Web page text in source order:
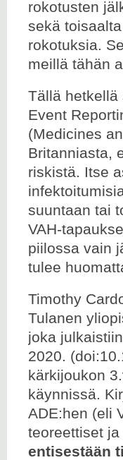
rokotusten
sekä
rokotuksia.
meillä tähän
Tällä hetkellä
Event
(Medicines
Britanniasta,
riskistä. Itse
suuntaan tai
VAH-
piilossa vain
tulee
Timothy
Tulanen
joka
2020.
kärkijoukon
käynnissä.
ADE:hen (eli
teoreettiset
entisestään